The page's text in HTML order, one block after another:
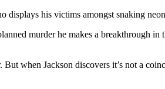
displays his victims amongst snaking
murder he makes a breakthrough
when Jackson discovers it’s not a